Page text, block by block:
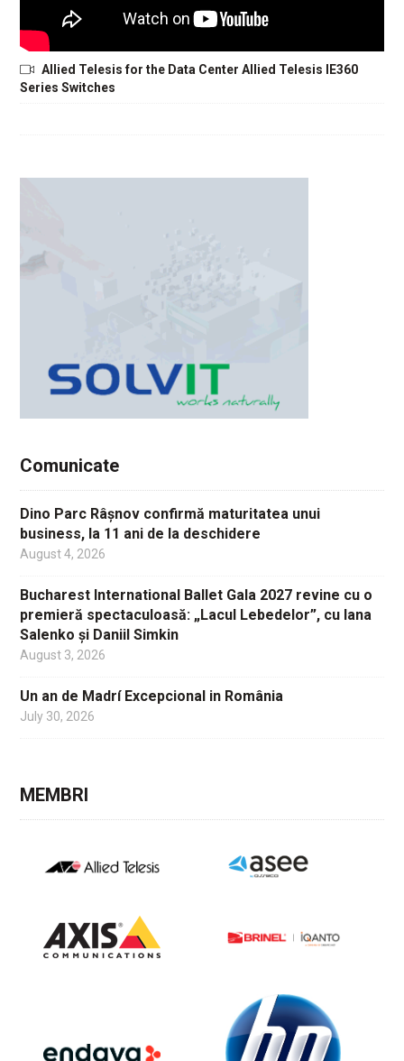
Allied Telesis for the Data Center Allied Telesis IE360
Series Switches
Comunicate
Dino Parc Râșnov confirmă maturitatea unui
business, la 11 ani de la deschidere
August 4, 2026
Bucharest International Ballet Gala 2027 revine cu o
premieră spectaculoasă: „Lacul Lebedelor”, cu Iana
Salenko și Daniil Simkin
August 3, 2026
Un an de Madrí Excepcional in România
July 30, 2026
MEMBRI